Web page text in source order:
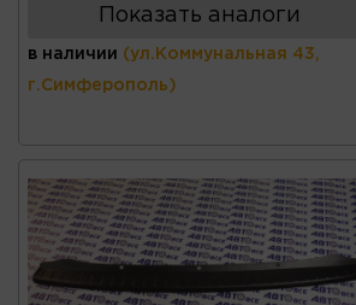
Показать аналоги
в наличии (ул.Коммунальная 43,
г.Симферополь)